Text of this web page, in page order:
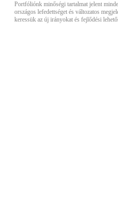
Portfóliónk minőségi tartalmat jelent
országos lefedettséget és változatos
keressük az új irányokat és fejlődési